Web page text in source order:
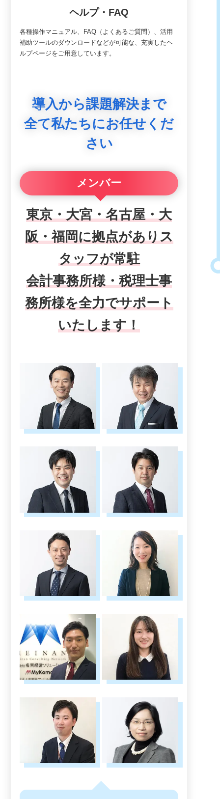
ヘルプ・FAQ
各種操作マニュアル、FAQ（よくあるご質問）、活用
補助ツールのダウンロードなどが可能な、充実したヘ
ルプページをご用意しています。
導入から課題解決まで
全て私たちにお任せくだ
さい
メンバー
東京・大宮・名古屋・大
阪・福岡に拠点がありス
タッフが常駐
会計事務所様・税理士事
務所様を全力でサポート
いたします！